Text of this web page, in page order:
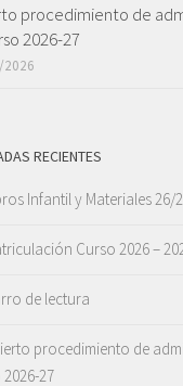
procedimiento de
2026-27
RECIENTES
Infantil y Materiales 26/
Curso 2026 –
de lectura
procedimiento de
27